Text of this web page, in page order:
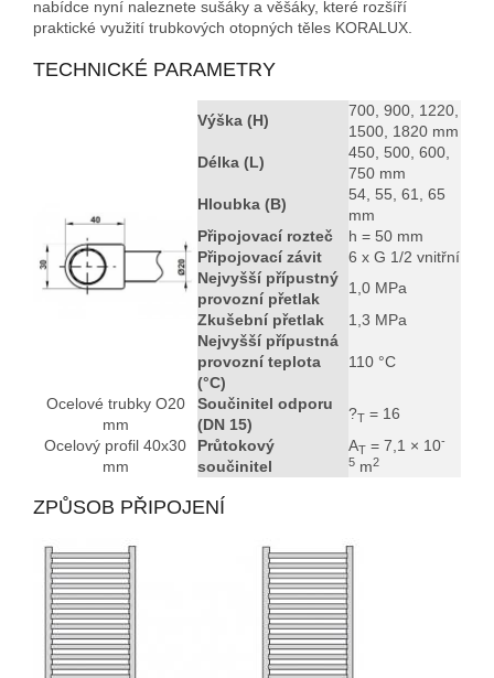
nabídce nyní naleznete sušáky a věšáky, které rozšíří
praktické využití trubkových otopných těles KORALUX.
TECHNICKÉ PARAMETRY
Výška (H)
700, 900, 1220,
1500, 1820 mm
Délka (L)
450, 500, 600,
750 mm
Hloubka (B)
54, 55, 61, 65
mm
Připojovací rozteč
h = 50 mm
Připojovací závit
6 x G 1/2 vnitřní
Nejvyšší přípustný
provozní přetlak
1,0 MPa
Zkušební přetlak
1,3 MPa
Nejvyšší přípustná
provozní teplota
(°C)
110 °C
Ocelové trubky O20
mm
Součinitel odporu
(DN 15)
?T = 16
Ocelový profil 40x30
mm
Průtokový
součinitel
AT = 7,1 × 10-
5 m2
ZPŮSOB PŘIPOJENÍ